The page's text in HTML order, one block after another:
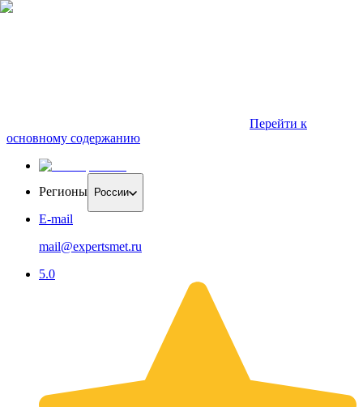
Перейти к
основному содержанию
Регионы России
E-mail
mail@expertsmet.ru
5.0